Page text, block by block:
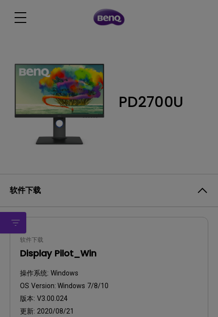
PD2700U
软件下载
软件下载
Display Pilot_Win
操作系统: Windows
OS Version: Windows 7/8/10
版本: V3.00.024
更新: 2020/08/21